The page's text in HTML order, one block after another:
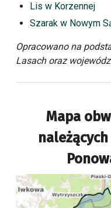
Mapa
Lis w Korzennej
Szarak w Nowym
Opracowano na
Lasach oraz